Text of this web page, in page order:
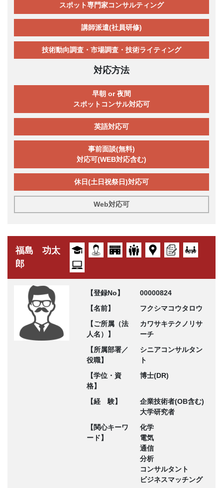
スポット専門家コンサルティング
講師派遣(社員研修)
技術動向調査・市場調査・技術ライティング
対応方法
早朝 or 夜間
スポットコンサル対応可
英語対応可
事前面談(無料)
対応可(WEB対応含む)
休日(土日祝祭日)対応可
Web対応可
福島 功太
郎
【登録No】
00000824
【名前】
フクシマコウタロウ
【ご所属（法
人名）】
カワサキテクノリサ
ーチ
【所属部署／
役職】
シニアコンサルタン
ト
【学位・資
格】
博士(DR)
【経 験】
企業技術者(OB含む)
大学研究者
【関心キーワ
ード】
化学
電気
通信
分析
コンサルタント
ビジネスマッチング